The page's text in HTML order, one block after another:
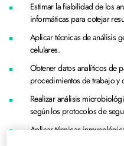
Estimar la fiabilidad de los
informáticas para cotejar
Aplicar técnicas de análisis
celulares.
Obtener datos analíticos de
procedimientos de trabajo y
Realizar análisis
según los protocolos de
Aplicar técnicas